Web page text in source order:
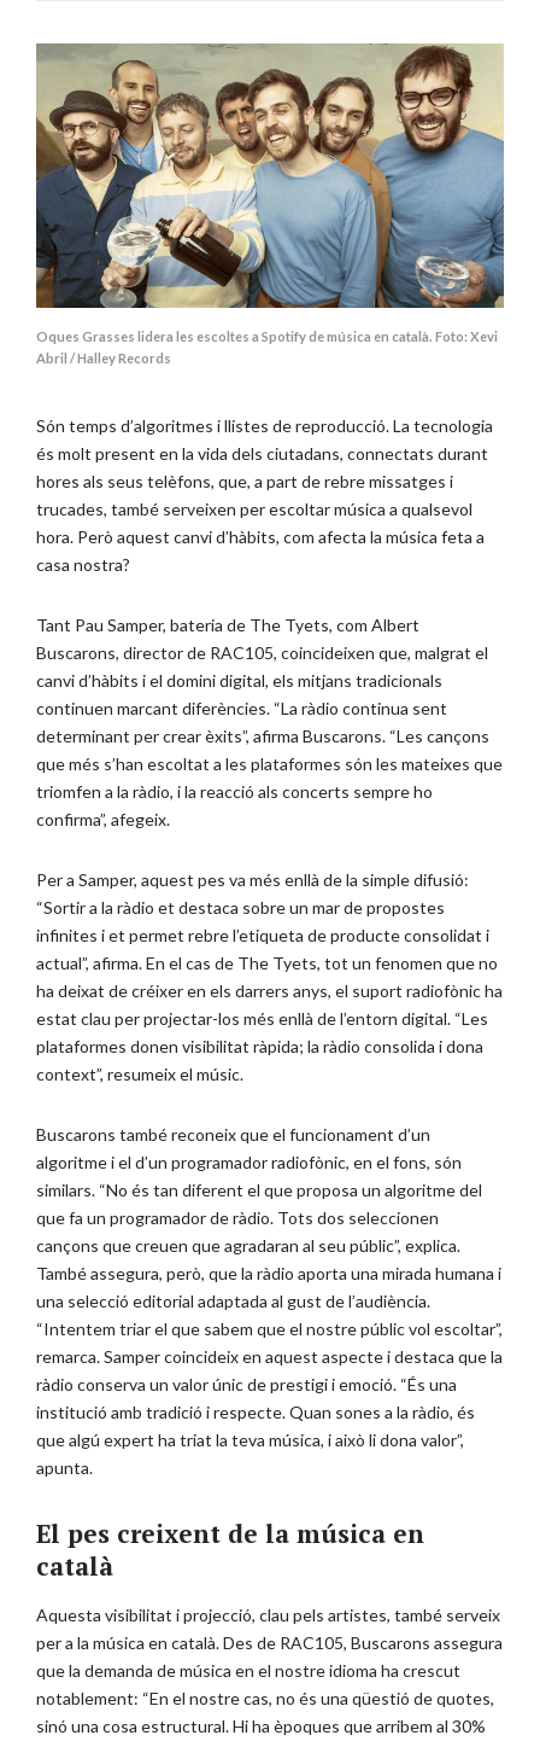
Oques Grasses lidera les escoltes a Spotify de música en català. Foto: Xevi
Abril / Halley Records
Són temps d’algoritmes i llistes de reproducció. La tecnologia
és molt present en la vida dels ciutadans, connectats durant
hores als seus telèfons, que, a part de rebre missatges i
trucades, també serveixen per escoltar música a qualsevol
hora. Però aquest canvi d’hàbits, com afecta la música feta a
casa nostra?
Tant Pau Samper, bateria de The Tyets, com Albert
Buscarons, director de RAC105, coincideixen que, malgrat el
canvi d’hàbits i el domini digital, els mitjans tradicionals
continuen marcant diferències. “La ràdio continua sent
determinant per crear èxits”, afirma Buscarons. “Les cançons
que més s’han escoltat a les plataformes són les mateixes que
triomfen a la ràdio, i la reacció als concerts sempre ho
confirma”, afegeix.
Per a Samper, aquest pes va més enllà de la simple difusió:
“Sortir a la ràdio et destaca sobre un mar de propostes
infinites i et permet rebre l’etiqueta de producte consolidat i
actual”, afirma. En el cas de The Tyets, tot un fenomen que no
ha deixat de créixer en els darrers anys, el suport radiofònic ha
estat clau per projectar-los més enllà de l’entorn digital. “Les
plataformes donen visibilitat ràpida; la ràdio consolida i dona
context”, resumeix el músic.
Buscarons també reconeix que el funcionament d’un
algoritme i el d’un programador radiofònic, en el fons, són
similars. “No és tan diferent el que proposa un algoritme del
que fa un programador de ràdio. Tots dos seleccionen
cançons que creuen que agradaran al seu públic”, explica.
També assegura, però, que la ràdio aporta una mirada humana i
una selecció editorial adaptada al gust de l’audiència.
“Intentem triar el que sabem que el nostre públic vol escoltar”,
remarca. Samper coincideix en aquest aspecte i destaca que la
ràdio conserva un valor únic de prestigi i emoció. “És una
institució amb tradició i respecte. Quan sones a la ràdio, és
que algú expert ha triat la teva música, i això li dona valor”,
apunta.
El pes creixent de la música en
català
Aquesta visibilitat i projecció, clau pels artistes, també serveix
per a la música en català. Des de RAC105, Buscarons assegura
que la demanda de música en el nostre idioma ha crescut
notablement: “En el nostre cas, no és una qüestió de quotes,
sinó una cosa estructural. Hi ha èpoques que arribem al 30%